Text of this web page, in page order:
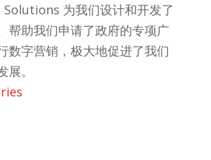
为我们设计和开发了
帮助我们申请了政府的专项广
数字营销，极大地促进了我们
。